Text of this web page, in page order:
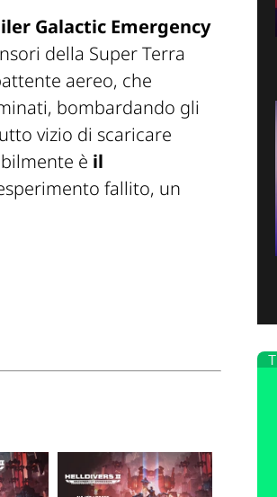
Galactic Emergency
della Super Terra
aereo, che
bombardando gli
vizio di scaricare
è il
fallito, un